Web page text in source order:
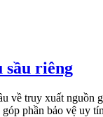
sầu riêng
về truy xuất
phần bảo vệ uy